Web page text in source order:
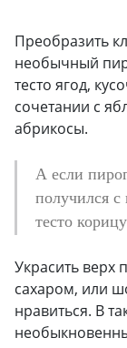
Преобразить
необычный
тесто ягод,
сочетании с
абрикосы.
А если
получился
тесто
Украсить верх
сахаром, или
нравиться. В